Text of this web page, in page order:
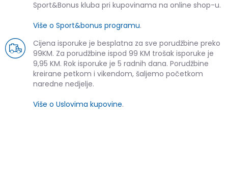
Sport&Bonus kluba pri kupovinama na online shop-u.
Više o Sport&bonus programu.
Cijena isporuke je besplatna za sve porudžbine preko
99KM. Za porudžbine ispod 99 KM trošak isporuke je
9,95 KM. Rok isporuke je 5 radnih dana. Porudžbine
kreirane petkom i vikendom, šaljemo početkom
naredne nedjelje.
Više o Uslovima kupovine.